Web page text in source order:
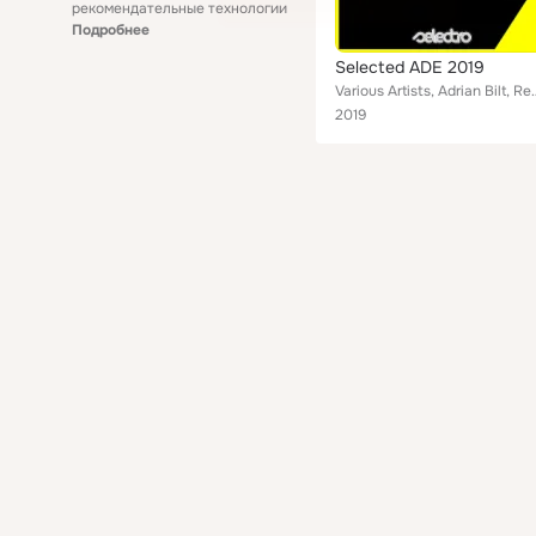
рекомендательные технологии
Подробнее
Selected ADE 2019
Various Artists, Adrian Bilt, Reno Allen,
2019